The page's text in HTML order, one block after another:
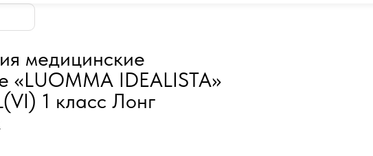
медицинские
«LUOMMA IDEALISTA»
1 класс Лонг